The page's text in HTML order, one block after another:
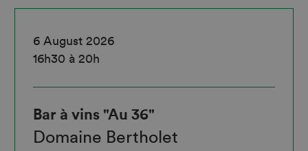
6 August 2026
16h30 à 20h
Bar à vins "Au 36"
Domaine Bertholet